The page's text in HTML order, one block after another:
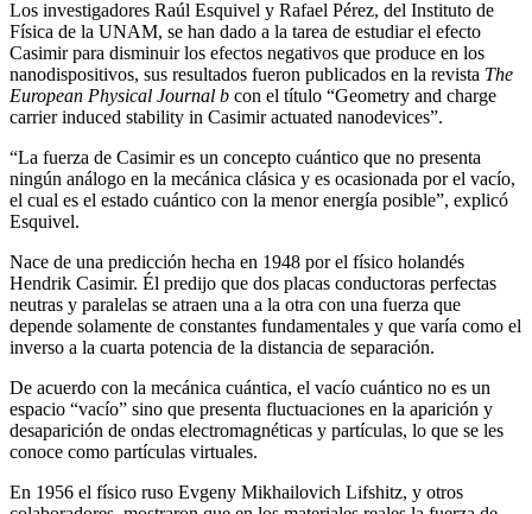
Los investigadores Raúl Esquivel y Rafael Pérez, del Instituto de
Física de la UNAM, se han dado a la tarea de estudiar el efecto
Casimir para disminuir los efectos negativos que produce en los
nanodispositivos, sus resultados fueron publicados en la revista The
European Physical Journal b con el título “Geometry and charge
carrier induced stability in Casimir actuated nanodevices”.
“La fuerza de Casimir es un concepto cuántico que no presenta
ningún análogo en la mecánica clásica y es ocasionada por el vacío,
el cual es el estado cuántico con la menor energía posible”, explicó
Esquivel.
Nace de una predicción hecha en 1948 por el físico holandés
Hendrik Casimir. Él predijo que dos placas conductoras perfectas
neutras y paralelas se atraen una a la otra con una fuerza que
depende solamente de constantes fundamentales y que varía como el
inverso a la cuarta potencia de la distancia de separación.
De acuerdo con la mecánica cuántica, el vacío cuántico no es un
espacio “vacío” sino que presenta fluctuaciones en la aparición y
desaparición de ondas electromagnéticas y partículas, lo que se les
conoce como partículas virtuales.
En 1956 el físico ruso Evgeny Mikhailovich Lifshitz, y otros